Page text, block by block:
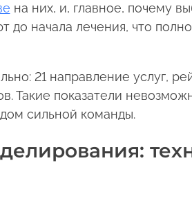
на них, и, главное, почему
до начала лечения, что
21 направление услуг,
Такие показатели
сильной команды.